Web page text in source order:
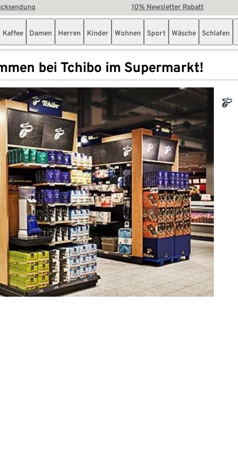
10% Newsletter Rabatt
Kaffee Damen Herren Kinder Wohnen Sport Wäsche Schlafen
bei Tchibo im Supermarkt!
tchibo_logo